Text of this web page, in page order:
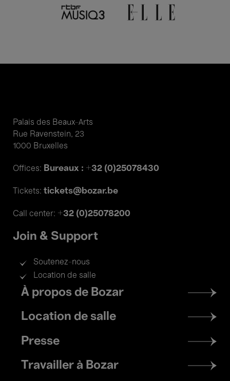
Palais des Beaux-Arts
Rue Ravenstein, 23
1000 Bruxelles
Offices: Bureaux : +32 (0)25078430
Tickets: tickets@bozar.be
Call center: +32 (0)25078200
Join & Support
Soutenez-nous
Location de salle
Footer
menu
À propos de Bozar
Location de salle
Presse
Travailler à Bozar